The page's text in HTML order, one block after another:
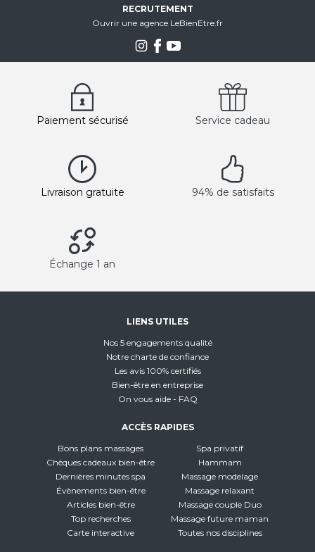
RECRUTEMENT
Ouvrir une agence LeBienEtre.fr
Paiement sécurisé Service cadeau
Livraison gratuite 94% de satisfaits
Échange 1 an
LIENS UTILES
Nos 5 engagements qualité
Notre charte de confiance
Les avis 100% certifiés
Bien-être en entreprise
On vous aide - FAQ
ACCÈS RAPIDES
Bons plans massages
Chèques cadeaux bien-être
Dernières minutes spa
Évènements bien-être
Articles bien-être
Top recherches
Carte interactive
Spa privatif
Hammam
Massage modelage
Massage relaxant
Massage couple Duo
Massage future maman
Toutes nos disciplines